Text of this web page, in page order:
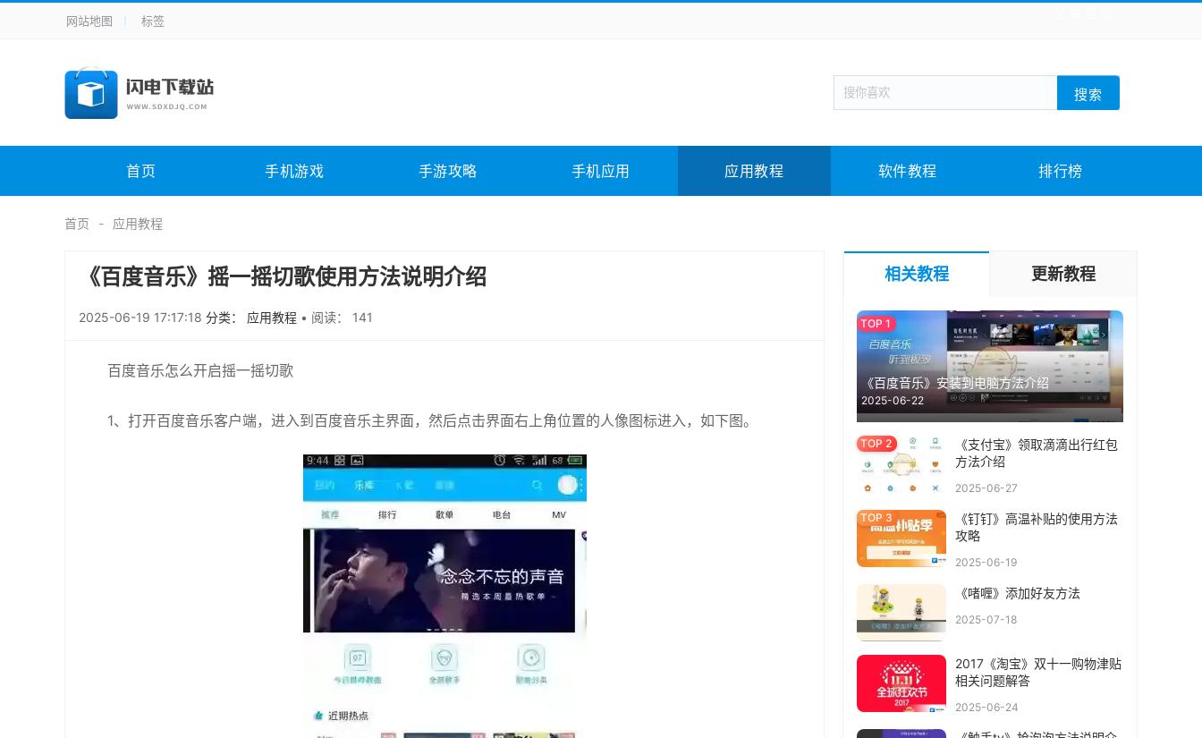
手机应用 新闻阅读 旅游出行 生活实用
手机游戏 H5游戏 回合网游 战棋游戏 枪战射击
电脑软件 其它类别 图形软件 安全相关 应用软件 影音软件 插件下载 教育教学 游戏娱乐 系统软件 素材下载
未分类 综合其它
网站地图 标签
搜索
首页 手机游戏 手游攻略 手机应用 应用教程 软件教程 排行榜
首页 应用教程
《百度音乐》摇一摇切歌使用方法说明介绍
2025-06-19 17:17:18 分类： 应用教程 • 阅读： 141
百度音乐怎么开启摇一摇切歌
1、打开百度音乐客户端，进入到百度音乐主界面，然后点击界面右上角位置的人像图标进入，如下图。
相关教程 更新教程
《百度音乐》安装到电脑方法介绍
2025-06-22
《支付宝》领取滴滴出行红包
方法介绍
2025-06-27
《钉钉》高温补贴的使用方法
攻略
2025-06-19
《啫喱》添加好友方法
2025-07-18
2017《淘宝》双十一购物津贴
相关问题解答
2025-06-24